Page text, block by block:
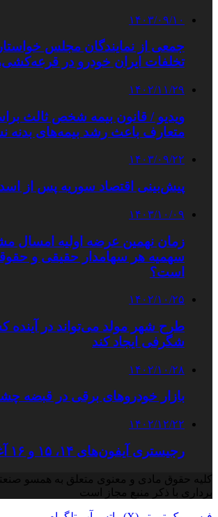
۱۴۰۳/۰۹/۱۰
جمعی از نمایندگان مجلس
تخلفات ایران خودرو در
۱۴۰۲/۱۱/۲۹
ویدیو / قانون بیمه شخص ثالث
متعارف باعث رشد بیمه‌های
۱۴۰۳/۰۹/۲۲
پیش‌بینی اقتصاد سوریه پس از اسد
۱۴۰۳/۱۰/۰۹
زمان نهمین عرضه اولیه
سهمیه هر سهامدار حقیقی و
است؟
۱۴۰۲/۱۰/۲۵
طرح شهر مولد می‌تواند در آینده
شگرفی ایجاد کند
۱۴۰۲/۱۰/۲۸
بازار خودروهای برقی در قبضه
۱۴۰۲/۱۲/۲۲
رجیستری آیفون‌های ۱۴، ۱۵ و ۱۶ آغاز شد
کلیه حقوق مادی و معنوی متعلق به همسو
برداری با ذکر منبع مجاز است